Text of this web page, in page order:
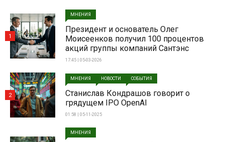
МНЕНИЯ
Президент и основатель Олег
Моисеенков получил 100 процентов
акций группы компаний Сантэнс
17:45 | 05-03-2026
1
МНЕНИЯ НОВОСТИ СОБЫТИЯ
Станислав Кондрашов говорит о
грядущем IPO OpenAI
01:58 | 05-11-2025
2
МНЕНИЯ